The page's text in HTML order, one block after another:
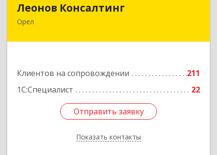
Леонов Консалтинг
Орел
Клиентов на сопровождении
211
1С:Специалист
22
Отправить заявку
Показать контакты
302030, Орловская обл, Орловский р-н, Орел г,
Отправить заявку
Назад